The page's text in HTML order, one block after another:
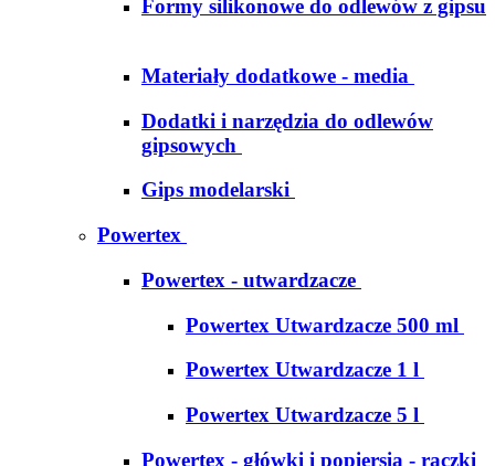
Formy silikonowe do odlewów z gipsu
Materiały dodatkowe - media
Dodatki i narzędzia do odlewów
gipsowych
Gips modelarski
Powertex
Powertex - utwardzacze
Powertex Utwardzacze 500 ml
Powertex Utwardzacze 1 l
Powertex Utwardzacze 5 l
Powertex - główki i popiersia - rączki